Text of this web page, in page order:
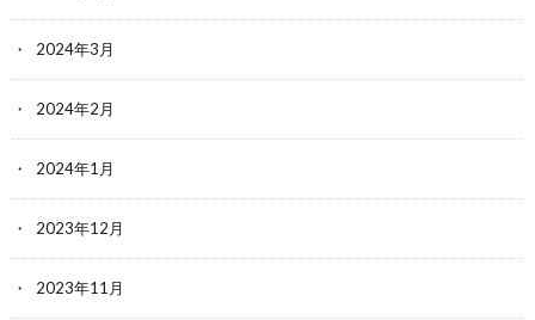
2024年3月
2024年2月
2024年1月
2023年12月
2023年11月